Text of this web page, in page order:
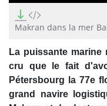
seconds
of
53
seconds
Makran dans la mer
La puissante
cru que le fait
Pétersbourg la 77e
grand navire